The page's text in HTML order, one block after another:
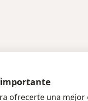
importante
ofrecerte una mejor